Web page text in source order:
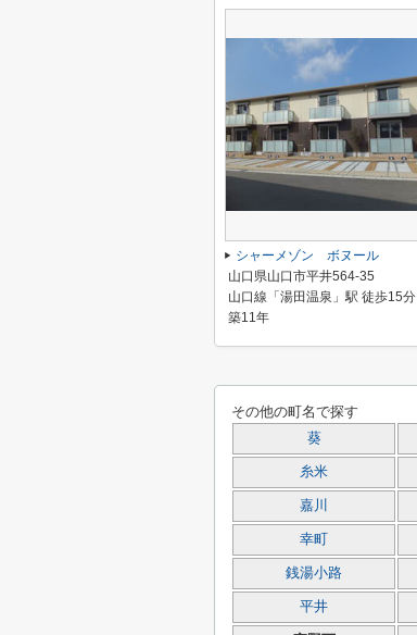
シャーメゾン ボヌール
山口県山口市平井564-35
山口線「湯田温泉」駅 徒歩15分
築11年
その他の町名で探す
葵
糸米
嘉川
幸町
銭湯小路
平井